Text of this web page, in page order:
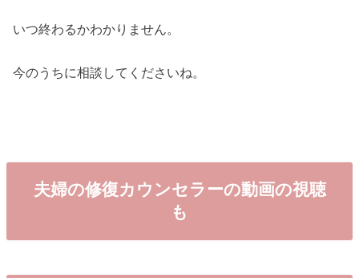
いつ終わるかわかりません。
今のうちに相談してくださいね。
夫婦の修復カウンセラーの動画の視聴
も